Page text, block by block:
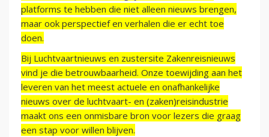
platforms te hebben die niet alleen nieuws brengen,
maar ook perspectief en verhalen die er echt toe
doen.
Bij Luchtvaartnieuws en zustersite Zakenreisnieuws
vind je die betrouwbaarheid. Onze toewijding aan het
leveren van het meest actuele en onafhankelijke
nieuws over de luchtvaart- en (zaken)reisindustrie
maakt ons een onmisbare bron voor lezers die graag
een stap voor willen blijven.